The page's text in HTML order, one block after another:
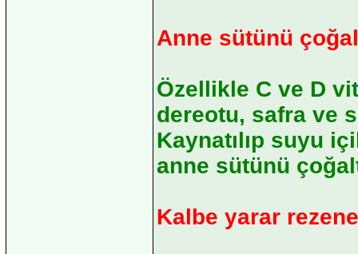
Anne sütünü
Özellikle C ve D
dereotu, safra ve
Kaynatılıp suyu
anne sütünü
Kalbe yarar rezene